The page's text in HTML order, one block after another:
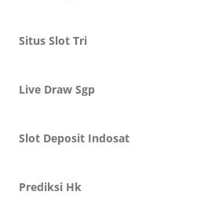
Situs Slot Tri
Live Draw Sgp
Slot Deposit Indosat
Prediksi Hk